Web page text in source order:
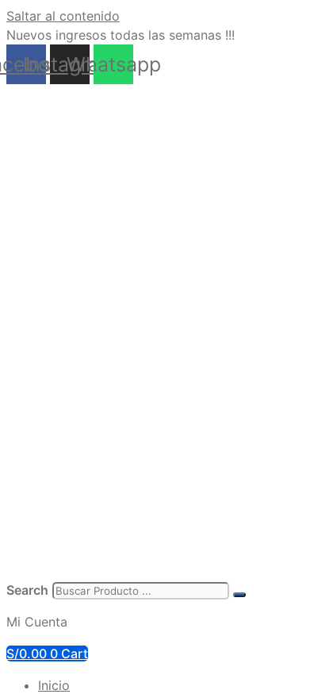
Saltar al contenido
Nuevos ingresos todas las semanas !!!
Instagram
Whatsapp
Search
Mi Cuenta
S/0.00 0 Cart
Inicio